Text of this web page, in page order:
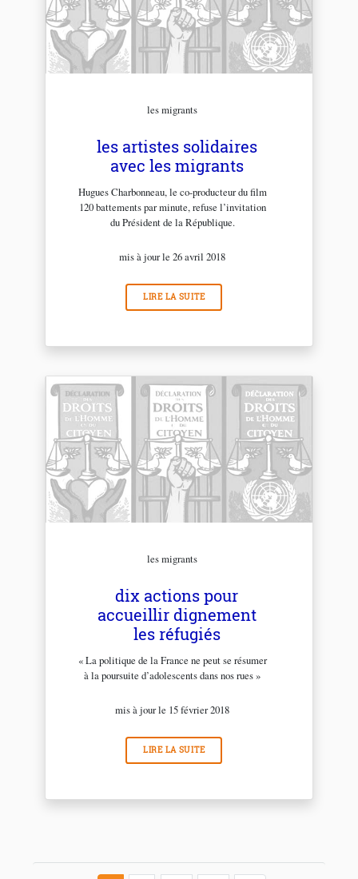
les migrants
les artistes solidaires
avec les migrants
Hugues Charbonneau, le co-producteur du film
120 battements par minute, refuse l’invitation
du Président de la République.
mis à jour le 26 avril 2018
LIRE LA SUITE
les migrants
dix actions pour
accueillir dignement
les réfugiés
« La politique de la France ne peut se résumer
à la poursuite d’adolescents dans nos rues »
mis à jour le 15 février 2018
LIRE LA SUITE